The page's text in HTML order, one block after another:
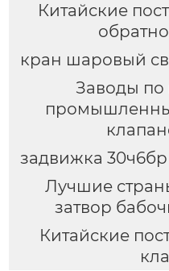
Китайские
кран шаровый
Заводы по
задвижка 30ч6бр
Лучшие
затвор
Китайские